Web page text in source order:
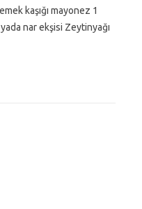
kaşığı mayonez 1
nar ekşisi Zeytinyağı